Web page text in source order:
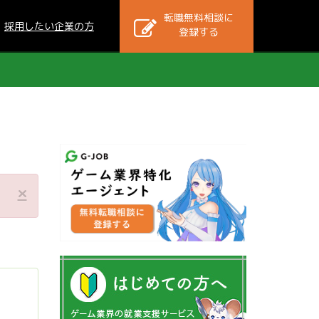
採用したい企業の方
転職無料相談に
登録する
×